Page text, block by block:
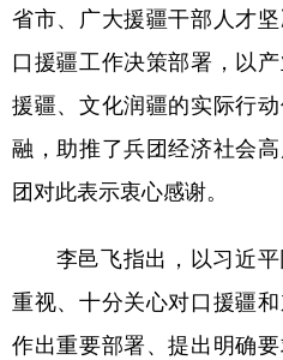
省市、广大援疆干部人才
口援疆工作决策部署，以
援疆、文化润疆的实际行
融，助推了兵团经济社会
团对此表示衷心感谢。
李邑飞指出，以习近平
重视、十分关心对口援疆
作出重要部署、提出明确